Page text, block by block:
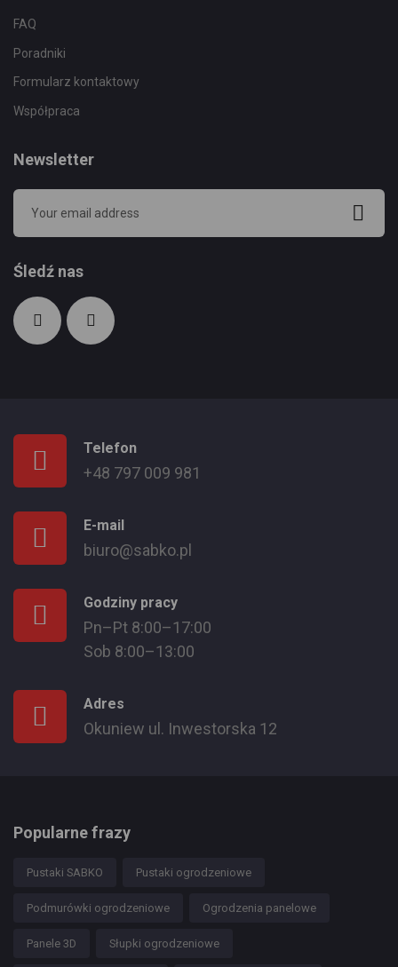
FAQ
Poradniki
Formularz kontaktowy
Współpraca
Newsletter
Śledź nas
Telefon
+48 797 009 981
E-mail
biuro@sabko.pl
Godziny pracy
Pn–Pt 8:00–17:00
Sob 8:00–13:00
Adres
Okuniew ul. Inwestorska 12
Popularne frazy
Pustaki SABKO Pustaki ogrodzeniowe
Podmurówki ogrodzeniowe Ogrodzenia panelowe
Panele 3D Słupki ogrodzeniowe